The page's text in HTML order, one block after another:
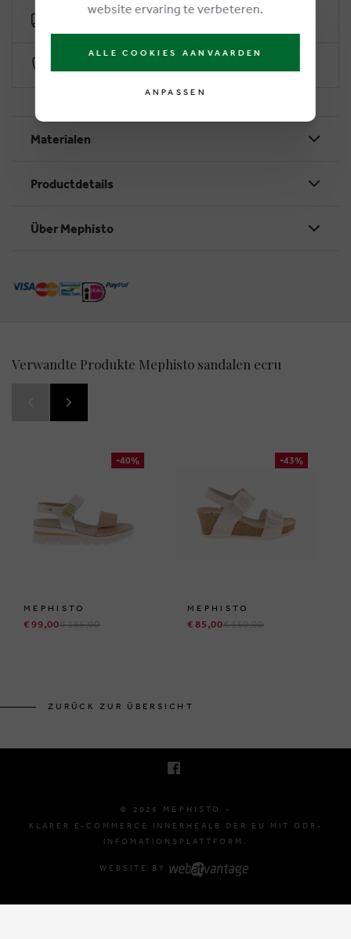
Kostenlose Lieferung ab €50
Materialen
Productdetails
Über Mephisto
Verwandte Produkte Mephisto sandalen ecru
-40%
MEPHISTO
€ 99,00€ 165,00
-43%
MEPHISTO
€ 85,00€ 150,00
ZURÜCK ZUR ÜBERSICHT
© 2026 MEPHISTO -
KLARER E-COMMERCE INNERHEALB DER EU MIT ODR-
INFOMATIONSPLATTFORM.
WEBSITE BY
website ervaring te verbeteren.
ALLE COOKIES AANVAARDEN
ANPASSEN